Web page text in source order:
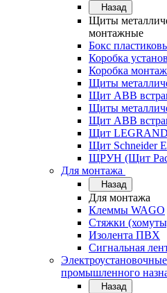
Назад
Щиты
монтажные
Бокс
Коробка
Коробка
Щиты
Щит ABB
Щиты
Щит ABB
Щит LEGRAND
Щит Schneider
ЩРУН (Щит
Для монтажа
Назад
Для монтажа
Клеммы WAGO
Стяжки
Изолента ПВХ
Сигнальная
промышленного
Назад